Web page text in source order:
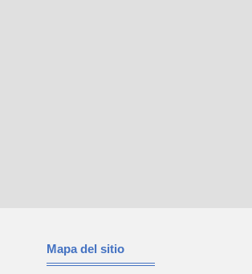
Mapa del sitio